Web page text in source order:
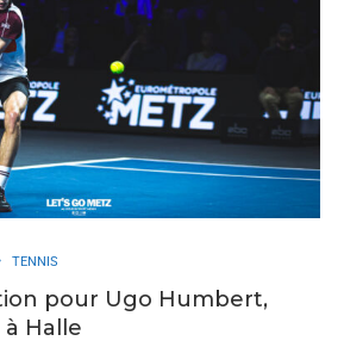
TENNIS
pour Ugo Humbert,
Halle